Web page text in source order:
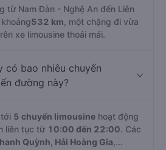
từ Nam Đàn - Nghệ An đến Liên
532 km , một chặng đi vừa
xe limousine thoải mái.
có bao nhiêu chuyến
đường này?
5 chuyến limousine hoạt động
liên tục từ 10:00 đến 22:00. Các
Quỳnh, Hải Hoàng Gia ,...